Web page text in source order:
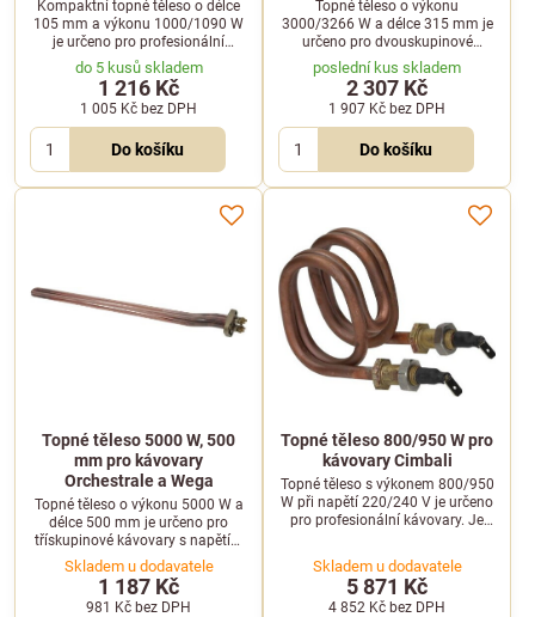
Kompaktní topné těleso o délce
105 mm a výkonu 1000/1090 W
je určeno pro profesionální
kávovary. Vhodné pro napájení
230/240 V.
do 5 kusů skladem
1 216 Kč
1 005 Kč bez DPH
Do košíku
Topné těleso o výkonu
3000/3266 W a délce 315 mm je
určeno pro dvouskupinové
kávovary. Je kompatibilní s
modely Wega Orion a Start.
poslední kus skladem
2 307 Kč
1 907 Kč bez DPH
Do košíku
Topné těleso 5000 W, 500
mm pro kávovary
Orchestrale a Wega
Topné těleso o výkonu 5000 W a
délce 500 mm je určeno pro
třískupinové kávovary s napětím
230/240 V. Je plně kompatibilní s
vybranými modely značek
Orchestrale a Wega.
Skladem u dodavatele
1 187 Kč
981 Kč bez DPH
Topné těleso 800/950 W pro
kávovary Cimbali
Topné těleso s výkonem 800/950
W při napětí 220/240 V je určeno
pro profesionální kávovary. Je
Skladem u dodavatele
5 871 Kč
4 852 Kč bez DPH